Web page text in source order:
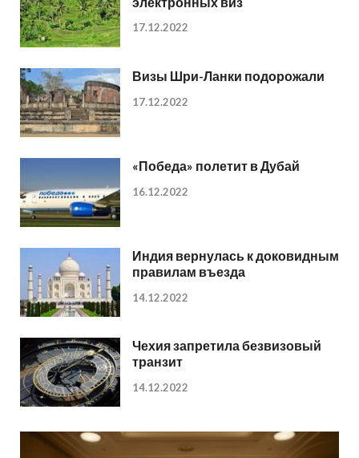
17.12.2022
Визы Шри-Ланки подорожали
17.12.2022
«Победа» полетит в Дубай
16.12.2022
Индия вернулась к доковидным
правилам въезда
14.12.2022
Чехия запретила безвизовый
транзит
14.12.2022